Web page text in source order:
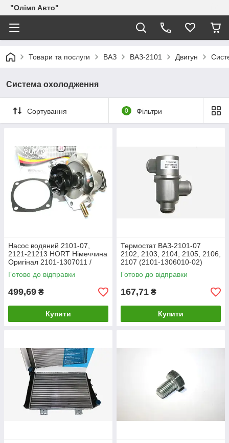
"Олімп Авто"
Товари та послуги ВАЗ ВАЗ-2101 Двигун
Система охолодження
Сортування 0 Фільтри
Насос водяний 2101-07,
2121-21213 HORT Німеччина
Оригінал 2101-1307011 /
помпа нива тайга/2104, 2105,
2106, 2107
Готово до відправки
499,69 ₴
Купити
Термостат ВАЗ-2101-07
2102, 2103, 2104, 2105, 2106,
2107 (2101-1306010-02)
Готово до відправки
167,71 ₴
Купити